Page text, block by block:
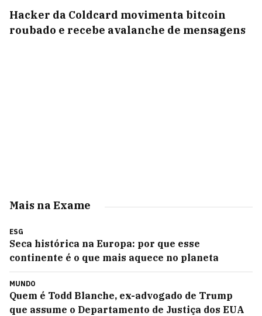
Hacker da Coldcard movimenta bitcoin
roubado e recebe avalanche de mensagens
Mais na Exame
ESG
Seca histórica na Europa: por que esse
continente é o que mais aquece no planeta
MUNDO
Quem é Todd Blanche, ex-advogado de Trump
que assume o Departamento de Justiça dos EUA